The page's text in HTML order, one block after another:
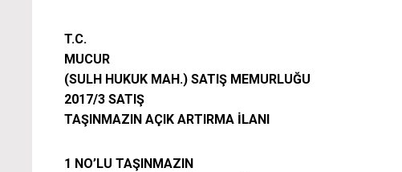
T.C.
MUCUR
(SULH HUKUK MAH.) SATIŞ MEMURLUĞU
2017/3 SATIŞ
TAŞINMAZIN AÇIK ARTIRMA İLANI
1 NO’LU TAŞINMAZIN